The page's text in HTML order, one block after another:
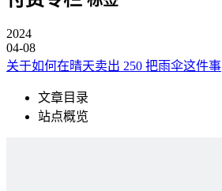
2024
04-08
关于如何在晴天卖出 250 把雨伞这件事
文章目录
站点概览